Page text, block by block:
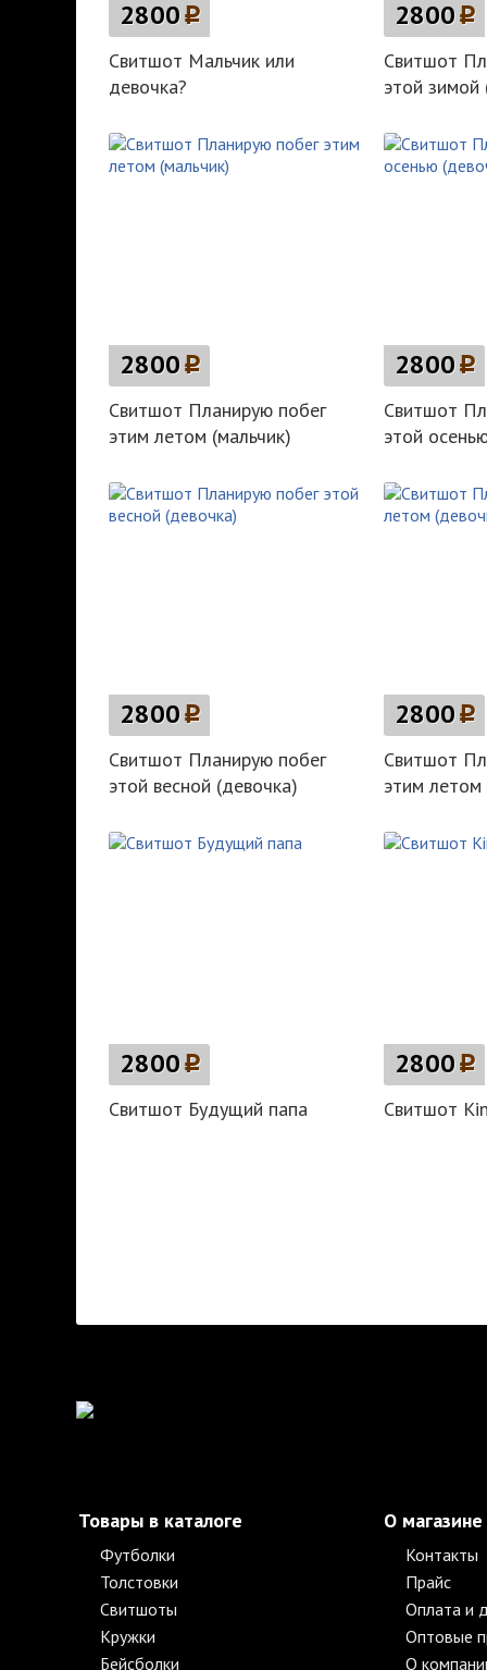
2800p
Свитшот Мальчик или
девочка?
2800p
Свитшот
этой зимой
2800p
Свитшот Планирую побег
этим летом (мальчик)
2800p
Свитшот
этой
2800p
Свитшот Планирую побег
этой весной (девочка)
2800p
Свитшот
этим летом
2800p
Свитшот Будущий папа
2800p
Свитшот
Товары в каталоге
Футболки
Толстовки
Свитшоты
Кружки
Бейсболки
О магазине
Контакты
Прайс
Оплата и
Оптовые
О